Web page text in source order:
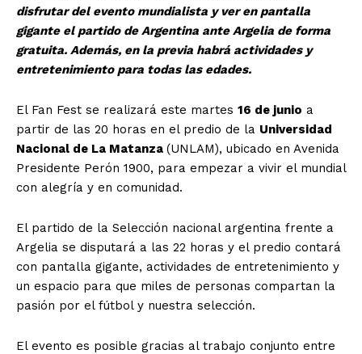
disfrutar del evento mundialista y ver en pantalla
gigante el partido de Argentina ante Argelia de forma
gratuita. Además, en la previa habrá actividades y
entretenimiento para todas las edades.
El Fan Fest se realizará este martes 16 de junio a
partir de las 20 horas en el predio de la Universidad
Nacional de La Matanza (UNLAM), ubicado en Avenida
Presidente Perón 1900, para empezar a vivir el mundial
con alegría y en comunidad.
El partido de la Selección nacional argentina frente a
Argelia se disputará a las 22 horas y el predio contará
con pantalla gigante, actividades de entretenimiento y
un espacio para que miles de personas compartan la
pasión por el fútbol y nuestra selección.
El evento es posible gracias al trabajo conjunto entre